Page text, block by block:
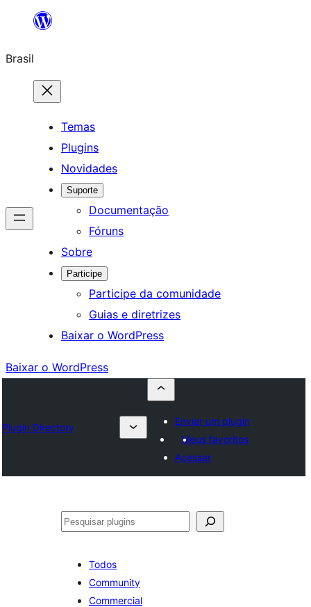
o
conteúdo
Brasil
Temas
Plugins
Novidades
Suporte
Documentação
Fóruns
Sobre
Participe
Participe da comunidade
Guias e diretrizes
Baixar o WordPress
Baixar o WordPress
Plugin Directory
Enviar um plugin
Meus favoritos
Acessar
Pesquisar
Todos
Community
Commercial